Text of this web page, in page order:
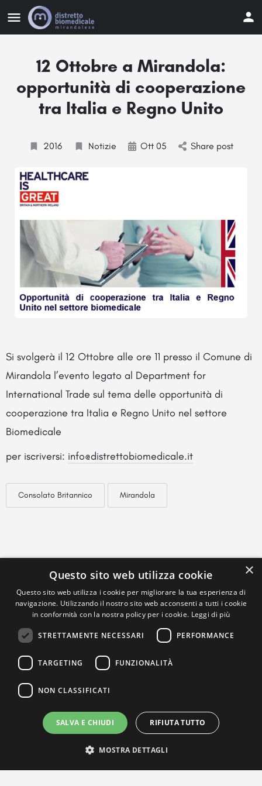
12 Ottobre a Mirandola:
opportunità di cooperazione
tra Italia e Regno Unito
2016 Notizie Ott 05 Share post
Si svolgerà il 12 Ottobre alle ore 11 presso il Comune di
Mirandola l’evento legato al Department for
International Trade sul tema delle opportunità di
cooperazione tra Italia e Regno Unito nel settore
Biomedicale
per iscriversi: info@distrettobiomedicale.it
Consolato Britannico Mirandola
×
Questo sito web utilizza cookie
Questo sito web utilizza i cookie per migliorare la tua esperienza di
navigazione. Utilizzando il nostro sito web acconsenti a tutti i cookie
in conformità con la nostra policy per i cookie. Leggi di più
STRETTAMENTE NECESSARI PERFORMANCE
TARGETING FUNZIONALITÀ
NON CLASSIFICATI
SALVA E CHIUDI RIFIUTA TUTTO
MOSTRA DETTAGLI